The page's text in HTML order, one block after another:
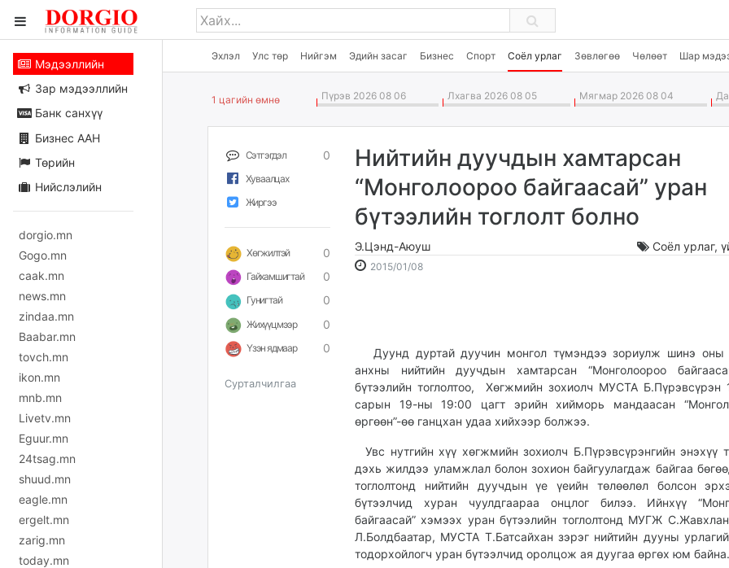
Эхлэл Улс төр Нийгэм Эдийн засаг Бизнес Спорт Соёл урлаг Зөвлөгөө Чөлөөт Шар
Мэдээллийн
Зар мэдээллийн
Банк санхүү
Бизнес ААН
Төрийн
Нийслэлийн
dorgio.mn
Gogo.mn
caak.mn
news.mn
zindaa.mn
Baabar.mn
tovch.mn
ikon.mn
mnb.mn
Livetv.mn
Eguur.mn
24tsag.mn
shuud.mn
eagle.mn
ergelt.mn
zarig.mn
today.mn
1 цагийн өмнө Пүрэв 2026 08 06 Лхагва 2026 08 05 Мягмар 2026 08 04
Сэтгэгдэл 0
Хуваалцах
Жиргээ
Хөгжилтэй 0
Гайхамшигтай 0
Гунигтай 0
Жихүүцмээр 0
Үзэн ядмаар 0
Сурталчилгаа
Нийтийн дуучдын хамтарсан
“Монголоороо байгаасай” уран
бүтээлийн тоглолт болно
Э.Цэнд-Аюуш Соёл урлаг,
2015/01/082015-
2026-
Дуунд дуртай дуучин монгол түмэндээ зориулж шинэ оны
анхны нийтийн дуучдын хамтарсан “Монголоороо
бүтээлийн тоглолтоо, Хөгжмийн зохиолч МУСТА Б.Пүрэвсүрэн
сарын 19-ны 19:00 цагт эрийн хийморь мандаасан
өргөөн”-өө ганцхан удаа хийхээр болжээ.
Увс нутгийн хүү хөгжмийн зохиолч Б.Пүрэвсүрэнгийн энэхүү
дэхь жилдээ уламжлал болон зохион байгуулагдаж байгаа
тоглолтонд нийтийн дуучдын үе үеийн төлөөлөл болсон
бүтээлчид хуран чуулдгаараа онцлог билээ. Ийнхүү
байгаасай” хэмээх уран бүтээлийн тоглолтонд МУГЖ
Л.Болдбаатар, МУСТА Т.Батсайхан зэрэг нийтийн дууны
тодорхойлогч уран бүтээлчид оролцож ая дуугаа өргөх юм байна.